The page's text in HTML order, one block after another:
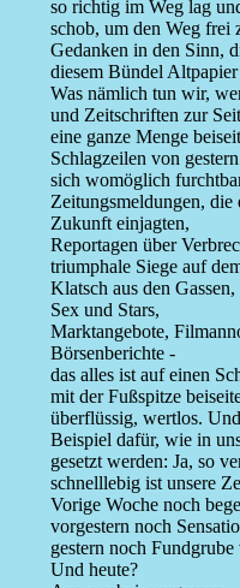
so richtig im Weg lag
schob, um den Weg frei
Gedanken in den Sinn,
diesem Bündel
Was nämlich tun wir,
und Zeitschriften zur
eine ganze Menge
Schlagzeilen von
sich womöglich
Zeitungsmeldungen, die
Zukunft einjagten,
Reportagen über
triumphale Siege auf
Klatsch aus den Gassen,
Sex und Stars,
Marktangebote,
Börsenberichte -
das alles ist auf einen
mit der Fußspitze
überflüssig, wertlos.
Beispiel dafür, wie in
gesetzt werden: Ja, so
schnelllebig ist unsere
Vorige Woche noch
vorgestern noch
gestern noch
Und heute?